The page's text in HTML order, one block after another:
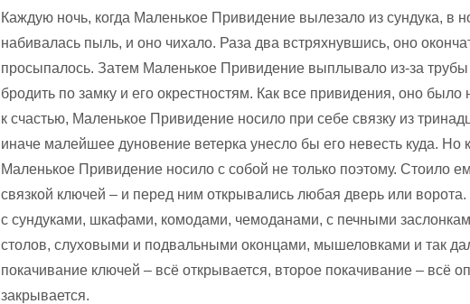
Каждую ночь, когда Маленькое Привидение вылезало из сундука, в
набивалась пыль, и оно чихало. Раза два встряхнувшись, оно
просыпалось. Затем Маленькое Привидение выплывало из-за трубы
бродить по замку и его окрестностям. Как все привидения, оно
к счастью, Маленькое Привидение носило при себе связку из
иначе малейшее дуновение ветерка унесло бы его невесть куда. Но
Маленькое Привидение носило с собой не только поэтому. Стоило
связкой ключей – и перед ним открывались любая дверь или
с сундуками, шкафами, комодами, чемоданами, с печными
столов, слуховыми и подвальными оконцами, мышеловками и так
покачивание ключей – всё открывается, второе покачивание – всё
закрывается.